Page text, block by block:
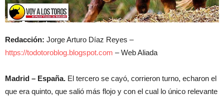
Redacción: Jorge Arturo Díaz Reyes –
https://todotoroblog.blogspot.com – Web Aliada
Madrid – España. El tercero se cayó, corrieron turno, echaron el
que era quinto, que salió más flojo y con el cual lo único relevante